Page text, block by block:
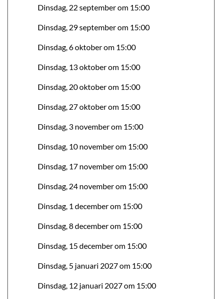
Dinsdag, 22 september om 15:00
Dinsdag, 29 september om 15:00
Dinsdag, 6 oktober om 15:00
Dinsdag, 13 oktober om 15:00
Dinsdag, 20 oktober om 15:00
Dinsdag, 27 oktober om 15:00
Dinsdag, 3 november om 15:00
Dinsdag, 10 november om 15:00
Dinsdag, 17 november om 15:00
Dinsdag, 24 november om 15:00
Dinsdag, 1 december om 15:00
Dinsdag, 8 december om 15:00
Dinsdag, 15 december om 15:00
Dinsdag, 5 januari 2027 om 15:00
Dinsdag, 12 januari 2027 om 15:00